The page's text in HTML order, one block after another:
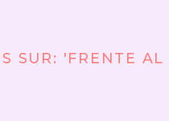
SUR: 'FRENTE AL